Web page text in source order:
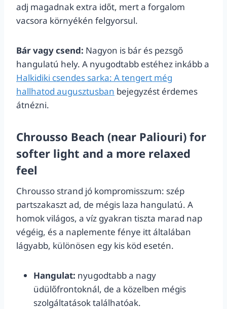
adj magadnak extra időt, mert a forgalom
vacsora környékén felgyorsul.
Bár vagy csend: Nagyon is bár és pezsgő
hangulatú hely. A nyugodtabb estéhez inkább a
Halkidiki csendes sarka: A tengert még
hallhatod augusztusban bejegyzést érdemes
átnézni.
Chrousso Beach (near Paliouri) for
softer light and a more relaxed
feel
Chrousso strand jó kompromisszum: szép
partszakaszt ad, de mégis laza hangulatú. A
homok világos, a víz gyakran tiszta marad nap
végéig, és a naplemente fénye itt általában
lágyabb, különösen egy kis köd esetén.
Hangulat: nyugodtabb a nagy
üdülőfrontoknál, de a közelben mégis
szolgáltatások találhatóak.